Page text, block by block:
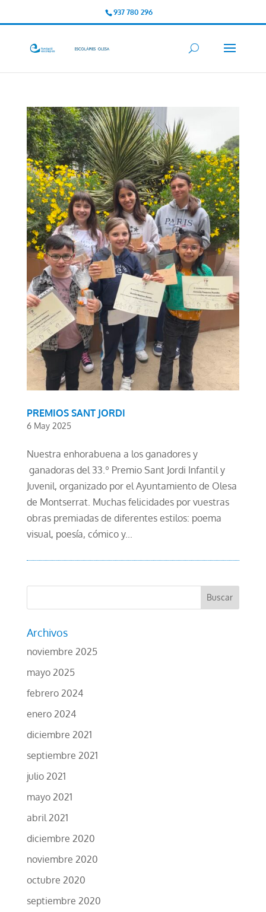
937 780 296
PREMIOS SANT JORDI
6 May 2025
Nuestra enhorabuena a los ganadores y
ganadoras del 33.º Premio Sant Jordi Infantil y
Juvenil, organizado por el Ayuntamiento de Olesa
de Montserrat. Muchas felicidades por vuestras
obras premiadas de diferentes estilos: poema
visual, poesía, cómico y...
Archivos
noviembre 2025
mayo 2025
febrero 2024
enero 2024
diciembre 2021
septiembre 2021
julio 2021
mayo 2021
abril 2021
diciembre 2020
noviembre 2020
octubre 2020
septiembre 2020